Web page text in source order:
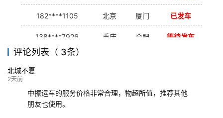
182****1105 北京 厦门 已发车
138****7926 重庆 合肥 等待发车
139****9233
评论列表（ 3条）
北城不夏
2天前
中振运车的服务价格非常合理，物超所值，推荐其他
朋友也使用。